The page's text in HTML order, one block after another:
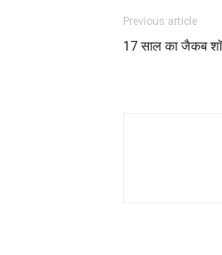
Previous article
17 साल का जैकब